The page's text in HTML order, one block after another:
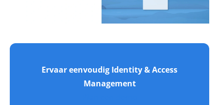
Ervaar eenvoudig Identity & Access
Management